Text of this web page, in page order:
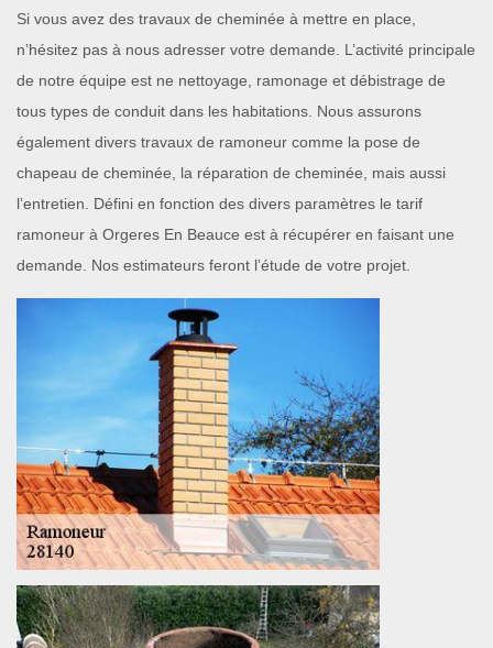
Si vous avez des travaux de cheminée à mettre en place,
n’hésitez pas à nous adresser votre demande. L’activité principale
de notre équipe est ne nettoyage, ramonage et débistrage de
tous types de conduit dans les habitations. Nous assurons
également divers travaux de ramoneur comme la pose de
chapeau de cheminée, la réparation de cheminée, mais aussi
l’entretien. Défini en fonction des divers paramètres le tarif
ramoneur à Orgeres En Beauce est à récupérer en faisant une
demande. Nos estimateurs feront l’étude de votre projet.